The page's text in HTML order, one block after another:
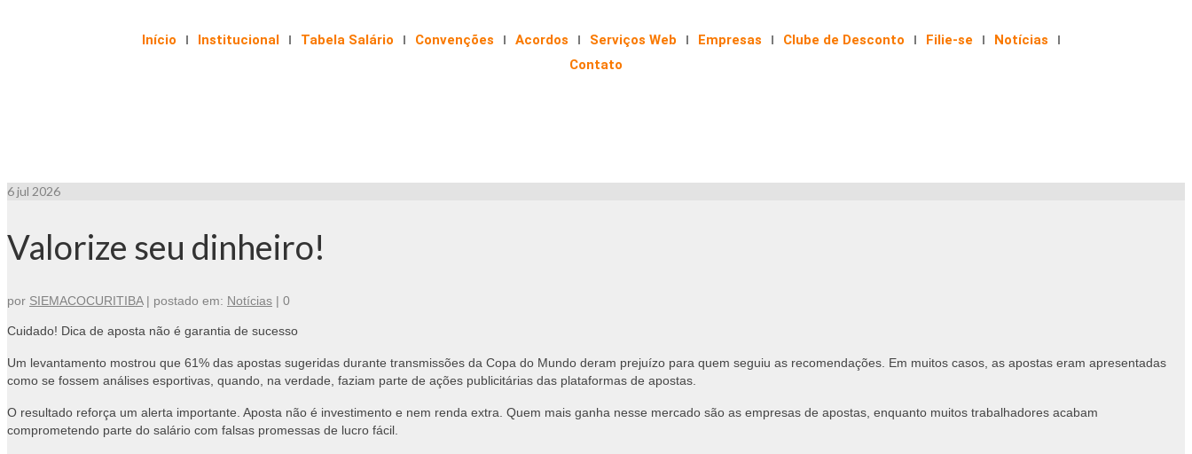
Início Institucional Tabela Salário Convenções Acordos Serviços Web Empresas Clube de Desconto Filie-se
Notícias
Contato
6jul 2026
Valorize seu dinheiro!
por SIEMACOCURITIBA| postado em: Notícias | 0
Cuidado! Dica de aposta não é garantia de sucesso
Um levantamento mostrou que 61% das apostas sugeridas durante transmissões da Copa do Mundo deram prejuízo para quem seguiu as recomendações. Em muitos casos, as apostas eram apresentadas
como se fossem análises esportivas, quando, na verdade, faziam parte de ações publicitárias das plataformas de apostas.
O resultado reforça um alerta importante. Aposta não é investimento e nem renda extra. Quem mais ganha nesse mercado são as empresas de apostas, enquanto muitos trabalhadores acabam
comprometendo parte do salário com falsas promessas de lucro fácil.